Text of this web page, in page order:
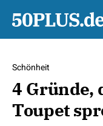
Schönheit
4 Gründe,
Toupet